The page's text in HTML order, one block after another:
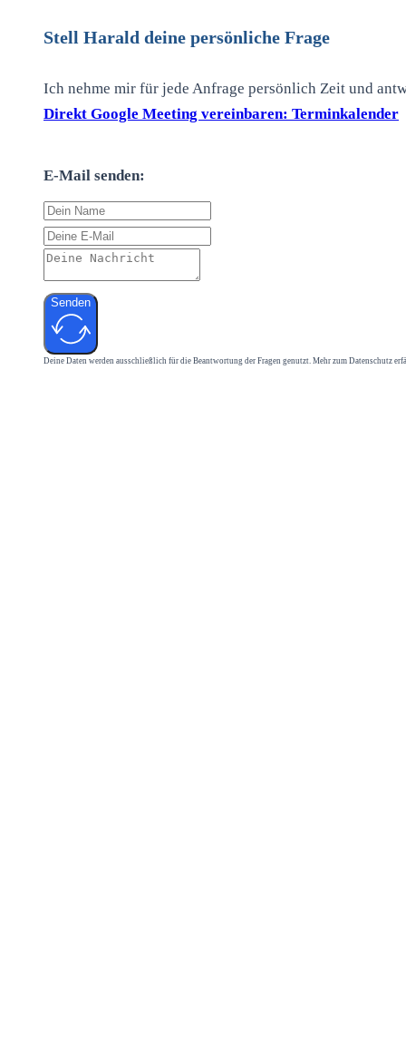
Stell Harald deine persönliche Frage
Ich nehme mir für jede Anfrage persönlich Zeit und
Direkt Google Meeting vereinbaren: Terminkalender
E-Mail senden:
Senden
Deine Daten werden ausschließlich für die Beantwortung der Fragen genutzt. Mehr zum Datenschutz